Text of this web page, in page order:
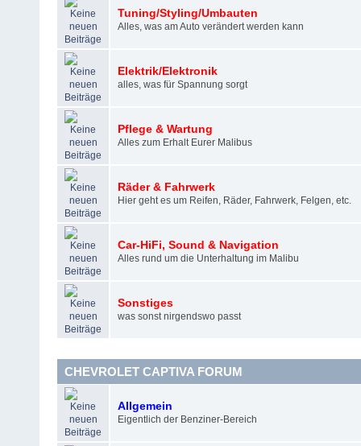
Tuning/Styling/Umbauten
Alles, was am Auto verändert werden kann
Elektrik/Elektronik
alles, was für Spannung sorgt
Pflege & Wartung
Alles zum Erhalt Eurer Malibus
Räder & Fahrwerk
Hier geht es um Reifen, Räder, Fahrwerk, Felgen, etc.
Car-HiFi, Sound & Navigation
Alles rund um die Unterhaltung im Malibu
Sonstiges
was sonst nirgendswo passt
CHEVROLET CAPTIVA FORUM
Allgemein
Eigentlich der Benziner-Bereich